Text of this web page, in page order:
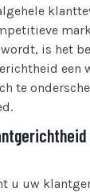
is het
een
te
u uw